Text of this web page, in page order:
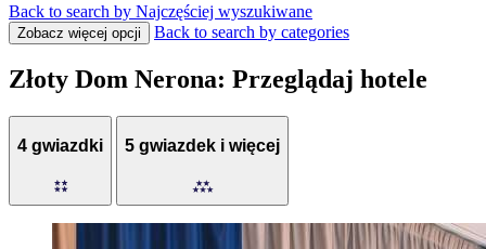
Back to search by Najczęściej wyszukiwane
Zobacz więcej opcji Back to search by categories
Złoty Dom Nerona: Przeglądaj hotele
4 gwiazdki 5 gwiazdek i więcej